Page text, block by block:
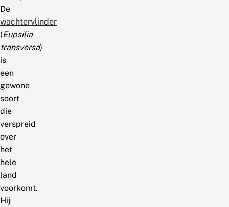
De
wachtervlinder
(Eupsilia
transversa)
is
een
gewone
soort
die
verspreid
over
het
hele
land
voorkomt.
Hij